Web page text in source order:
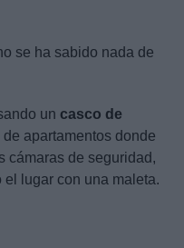
se ha sabido nada de
un casco de
apartamentos donde
cámaras de seguridad,
lugar con una maleta.